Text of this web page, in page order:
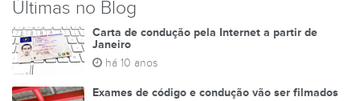
Últimas no Blog
Carta de condução pela Internet a partir de
Janeiro
há 10 anos
Exames de código e condução vão ser filmados